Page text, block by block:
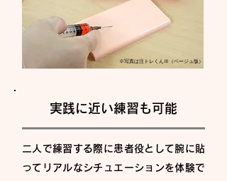
※写真は注トレくんⅢ（ベージュ版）
実践に近い練習も可能
二人で練習する際に患者役として腕に貼
ってリアルなシチュエーションを体験で